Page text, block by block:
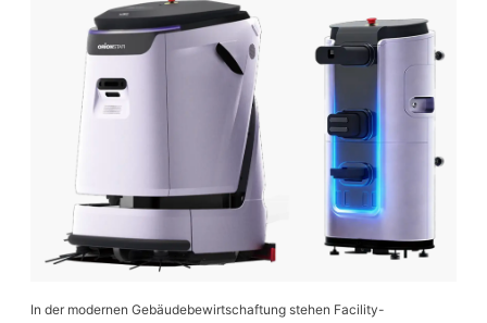
In der modernen Gebäudebewirtschaftung stehen Facility-